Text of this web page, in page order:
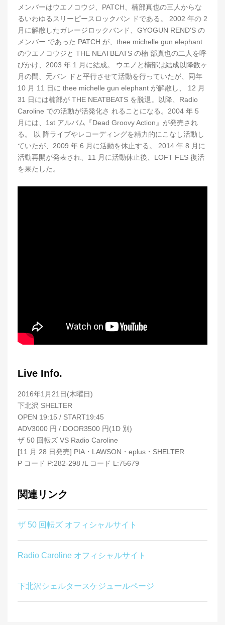
メンバーはウエノコウジ、PATCH、楠部真也の三人からな
るいわゆるスリーピースロックバン ドである。 2002 年の 2
月に解散したガレージロックバンド、GYOGUN REND'S の
メンバー であった PATCH が、thee michelle gun elephant
のウエノコウジと THE NEATBEATS の楠 部真也の二人を呼
びかけ、2003 年 1 月に結成。 ウエノと楠部は結成以降数ヶ
月の間、元バン ドと平行させて活動を行っていたが、同年
10 月 11 日に thee michelle gun elephant が解散し、 12 月
31 日には楠部が THE NEATBEATS を脱退。以降、Radio
Caroline での活動が活発化さ れることになる。2004 年 5
月には、1st アルバム『Dead Groovy Action』が発売され
る。 以 降ライブやレコーディングを精力的にこなし活動し
ていたが、2009 年 6 月に活動を休止する。 2014 年 8 月に
活動再開が発表され、11 月に活動休止後、LOFT FES 復活
を果たした。
Live Info.
2016年1月21日(木曜日)
下北沢 SHELTER
OPEN 19:15 / START19:45
ADV3000 円 / DOOR3500 円(1D 別)
ザ 50 回転ズ VS Radio Caroline
[11 月 28 日発売] PIA・LAWSON・eplus・SHELTER
P コード P:282-298 /L コード L:75679
関連リンク
ザ 50 回転ズ オフィシャルサイト
Radio Caroline オフィシャルサイト
下北沢シェルタースケジュールページ